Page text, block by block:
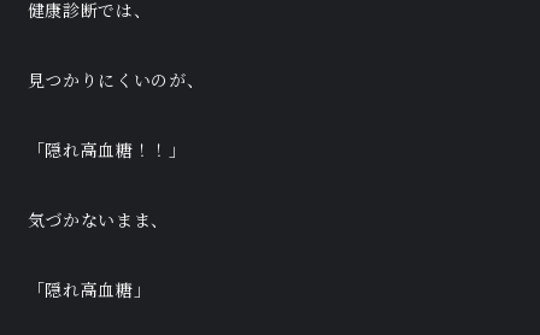
健康診断では、
見つかりにくいのが、
「隠れ高血糖！！」
気づかないまま、
「隠れ高血糖」